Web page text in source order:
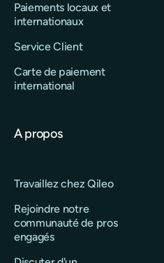
Paiements locaux et
internationaux
Service Client
Carte de paiement
international
A propos
Travaillez chez Qileo
Rejoindre notre
communauté de pros
engagés